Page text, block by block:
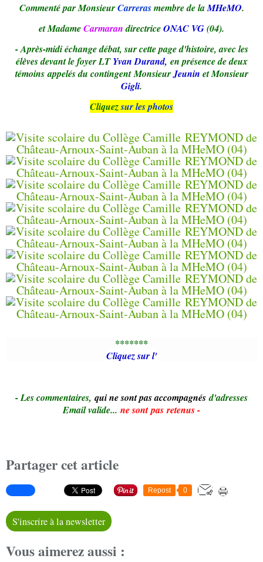
Commenté par MonsieurCarrerasmembre de laMHeMO.
et MadameCarmarandirectriceONAC VG(04).
- Après-midi échange débat, sur cette page d'histoire, avec les
élèves devant le foyer LTYvan Durand, en présence de deux
témoins appelés du contingent MonsieurJeunin et Monsieur
Gigli.
Cliquezsur les photos
*******
Cliquez sur l'
- Les commentaires, qui ne sont pas accompagnésd'adresses
Email valide... ne sont pas retenus -
Partager cet article
Repost 0
S'inscrire à la newsletter
Vous aimerez aussi :